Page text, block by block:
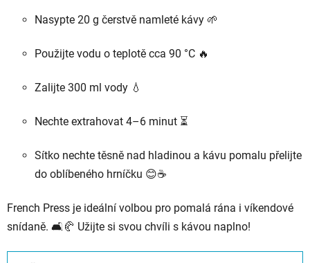
Nasypte 20 g čerstvě namleté kávy 🌱
Použijte vodu o teplotě cca 90 °C 🔥
Zalijte 300 ml vody 💧
Nechte extrahovat 4–6 minut ⏳
Sítko nechte těsně nad hladinou a kávu pomalu přelijte
do oblíbeného hrníčku 😊☕
French Press je ideální volbou pro pomalá rána i víkendové
snídaně. 🛋️🥐 Užijte si svou chvíli s kávou naplno!